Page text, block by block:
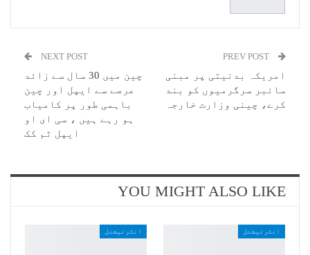
امریکہ بدنیتی پر مبنی
سائبر سرگرمیوں کو بند
کرے، چینی وزارت خارجہ
NEXT POST
چین میں 30 سال سے زائد
عرصے سے ایپل اور چین
باہمی طور پر کامیاب
ہو رہے ہیں ، سی ای او
ایپل ٹم کک
YOU MIGHT ALSO LIKE
انٹرنیشنل انٹرنیشنل